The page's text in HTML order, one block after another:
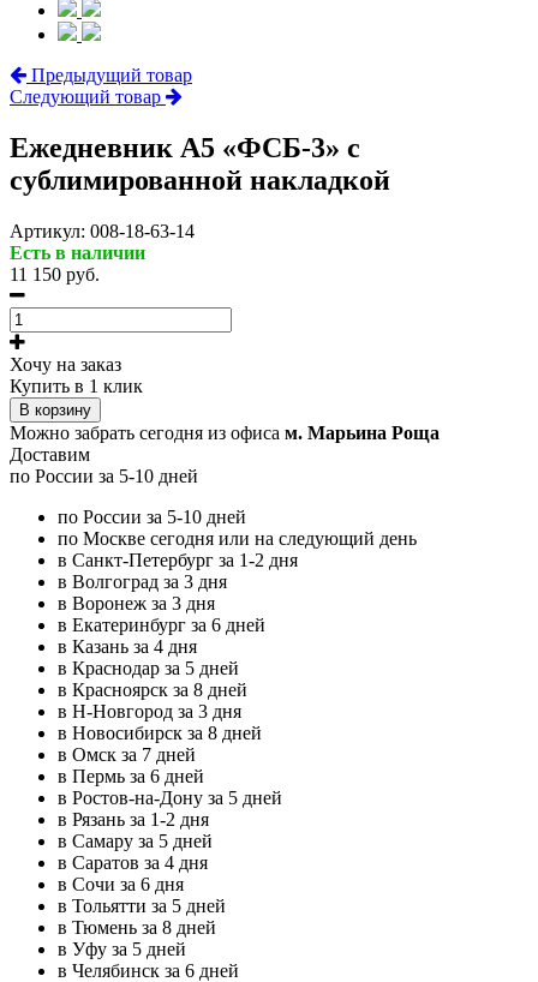
Предыдущий товар
Следующий товар
Ежедневник А5 «ФСБ-3» с
сублимированной накладкой
Артикул: 008-18-63-14
Есть в наличии
11 150 руб.
Хочу на заказ
Купить в 1 клик
В корзину
Можно забрать сегодня из офиса м. Марьина Роща
Доставим
по России за 5-10 дней
по России за 5-10 дней
по Москве сегодня или на следующий день
в Санкт-Петербург за 1-2 дня
в Волгоград за 3 дня
в Воронеж за 3 дня
в Екатеринбург за 6 дней
в Казань за 4 дня
в Краснодар за 5 дней
в Красноярск за 8 дней
в Н-Новгород за 3 дня
в Новосибирск за 8 дней
в Омск за 7 дней
в Пермь за 6 дней
в Ростов-на-Дону за 5 дней
в Рязань за 1-2 дня
в Самару за 5 дней
в Саратов за 4 дня
в Сочи за 6 дня
в Тольятти за 5 дней
в Тюмень за 8 дней
в Уфу за 5 дней
в Челябинск за 6 дней